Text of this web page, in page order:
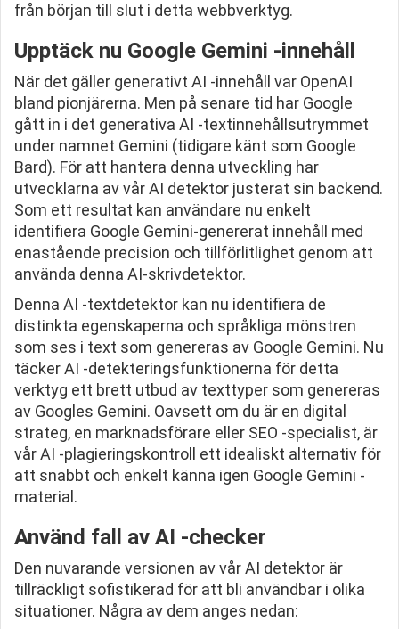
från början till slut i detta webbverktyg.
Upptäck nu Google Gemini -innehåll
När det gäller generativt AI -innehåll var OpenAI
bland pionjärerna. Men på senare tid har Google
gått in i det generativa AI -textinnehållsutrymmet
under namnet Gemini (tidigare känt som Google
Bard). För att hantera denna utveckling har
utvecklarna av vår AI detektor justerat sin backend.
Som ett resultat kan användare nu enkelt
identifiera Google Gemini-genererat innehåll med
enastående precision och tillförlitlighet genom att
använda denna AI-skrivdetektor.
Denna AI -textdetektor kan nu identifiera de
distinkta egenskaperna och språkliga mönstren
som ses i text som genereras av Google Gemini. Nu
täcker AI -detekteringsfunktionerna för detta
verktyg ett brett utbud av texttyper som genereras
av Googles Gemini. Oavsett om du är en digital
strateg, en marknadsförare eller SEO -specialist, är
vår AI -plagieringskontroll ett idealiskt alternativ för
att snabbt och enkelt känna igen Google Gemini -
material.
Använd fall av AI -checker
Den nuvarande versionen av vår AI detektor är
tillräckligt sofistikerad för att bli användbar i olika
situationer. Några av dem anges nedan: